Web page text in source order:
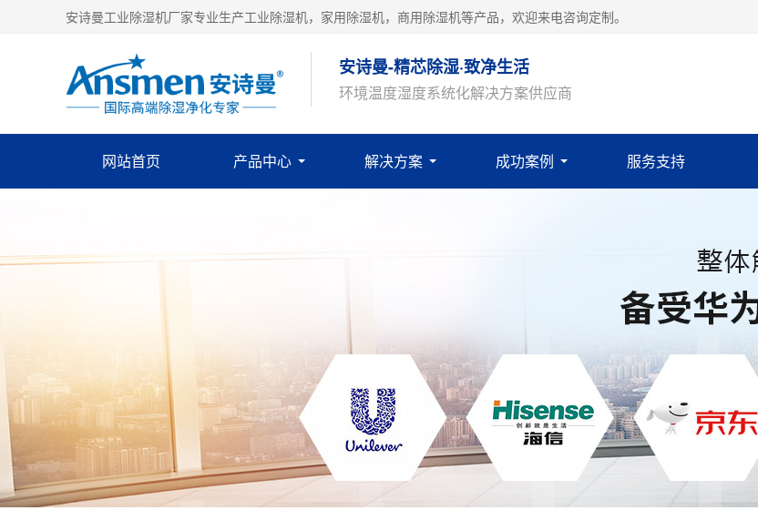
安诗曼工业除湿机厂家专业生产工业除湿机，家用除湿机，商用除湿机等产品，欢迎来电咨询定制。
安诗曼-精芯除湿·致净生活
环境温度湿度系统化解决方案供应商
网站首页 产品中心 解决方案 成功案例 服务支持